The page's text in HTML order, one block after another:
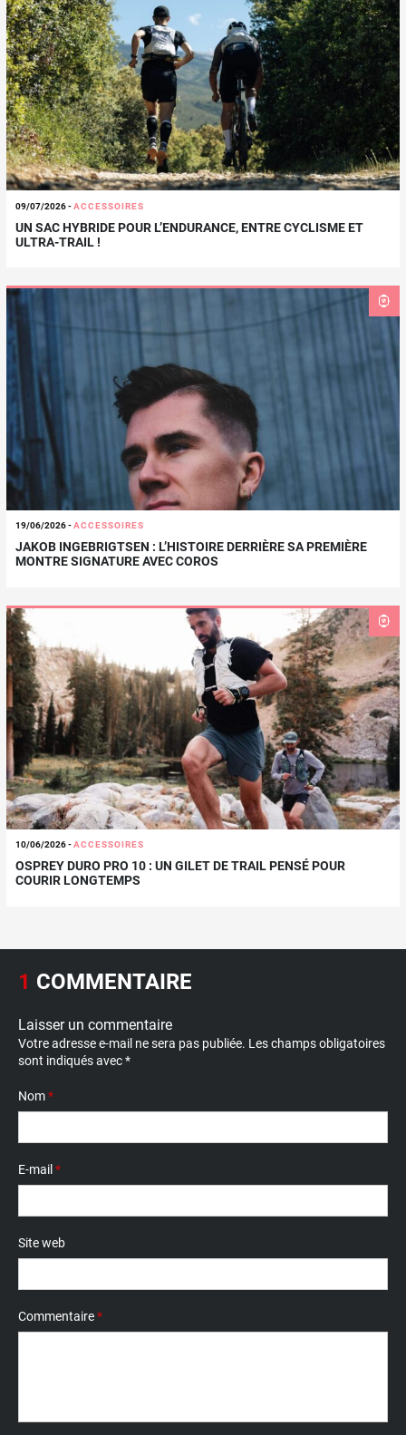
09/07/2026-ACCESSOIRES
UN SAC HYBRIDE POUR L’ENDURANCE, ENTRE CYCLISME ET
ULTRA-TRAIL !
19/06/2026-ACCESSOIRES
JAKOB INGEBRIGTSEN : L’HISTOIRE DERRIÈRE SA PREMIÈRE
MONTRE SIGNATURE AVEC COROS
10/06/2026-ACCESSOIRES
OSPREY DURO PRO 10 : UN GILET DE TRAIL PENSÉ POUR
COURIR LONGTEMPS
1 COMMENTAIRE
Laisser un commentaire
Votre adresse e-mail ne sera pas publiée. Les champs obligatoires
sont indiqués avec*
Nom*
E-mail *
Site web
Commentaire*